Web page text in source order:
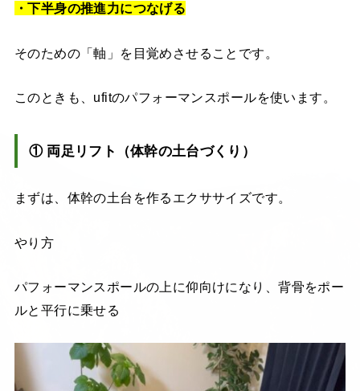
・下半身の推進力につなげる
そのための「軸」を目覚めさせることです。
このときも、ufitのパフォーマンスポールを使います。
① 両足リフト（体幹の土台づくり）
まずは、体幹の土台を作るエクササイズです。
やり方
パフォーマンスポールの上に仰向けになり、背骨をポー
ルと平行に乗せる